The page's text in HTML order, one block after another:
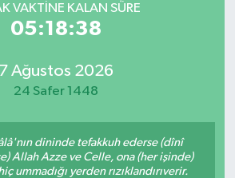
VAKTİNE KALAN SÜRE
05:18:38
7 Ağustos 2026
24 Safer 1448
dininde tefakkuh ederse (dînî
Allah Azze ve Celle, ona (her işinde)
ummadığı yerden rızıklandırıverir.